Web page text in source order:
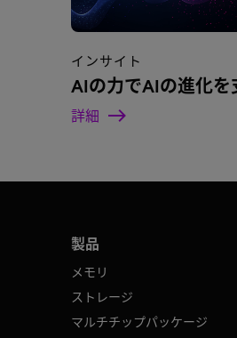
インサイト
AIの力でAIの進化を
詳細
製品
メモリ
ストレージ
マルチチップパッケージ